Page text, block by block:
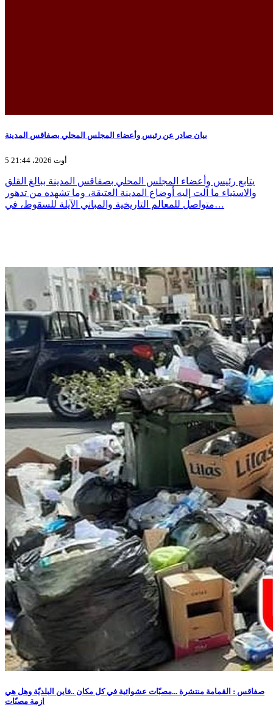
بيان صادر عن رئيس وأعضاء المجلس المحلي بصفاقس المدينة
5 أوت 2026، 21:44
يتابع رئيس وأعضاء المجلس المحلي بصفاقس المدينة ببالغ القلق
والاستياء ما آلت إليه أوضاع المدينة العتيقة، وما تشهده من تدهور
متواصل للمعالم التاريخية والمباني الآيلة للسقوط، في…
صفاقس : القمامة منتشرة ...مصبّات عشوائية في كل مكان ..فاين البلديّة وهل هي
ازمة مصبّات